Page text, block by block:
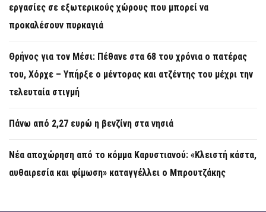
εργασίες σε εξωτερικούς χώρους που μπορεί να
προκαλέσουν πυρκαγιά
Θρήνος για τον Μέσι: Πέθανε στα 68 του χρόνια ο πατέρας
του, Χόρχε – Υπήρξε ο μέντορας και ατζέντης του μέχρι την
τελευταία στιγμή
Πάνω από 2,27 ευρώ η βενζίνη στα νησιά
Νέα αποχώρηση από το κόμμα Καρυστιανού: «Κλειστή κάστα,
αυθαιρεσία και φίμωση» καταγγέλλει ο Μπρουτζάκης